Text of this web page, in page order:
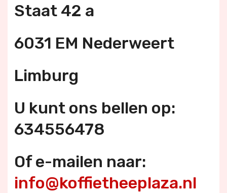
Staat 42 a
6031 EM Nederweert
Limburg
U kunt ons bellen op:
634556478
Of e-mailen naar:
info@koffietheeplaza.nl